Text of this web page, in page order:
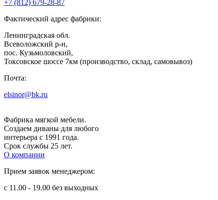
+7 (812) 679-28-87
Фактический адрес фабрики:
Ленинградская обл.
Всеволожский р-н,
пос. Кузьмоловский,
Токсовское шоссе 7км (производство, склад, самовывоз)
Почта:
elsinor@bk.ru
Фабрика мягкой мебели.
Создаем диваны для любого
интерьера с 1991 года.
Срок службы 25 лет.
О компании
Прием заявок менеджером:
с 11.00 - 19.00 без выходных